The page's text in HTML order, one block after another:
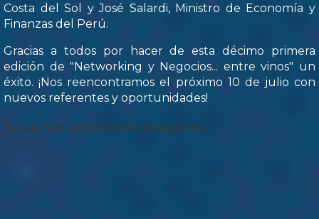
Costa del Sol y José Salardi, Ministro de Economía y
Finanzas del Perú.
Gracias a todos por hacer de esta décimo primera
edición de "Networking y Negocios... entre vinos" un
éxito. ¡Nos reencontramos el próximo 10 de julio con
nuevos referentes y oportunidades!
No se han encontrado imágenes.